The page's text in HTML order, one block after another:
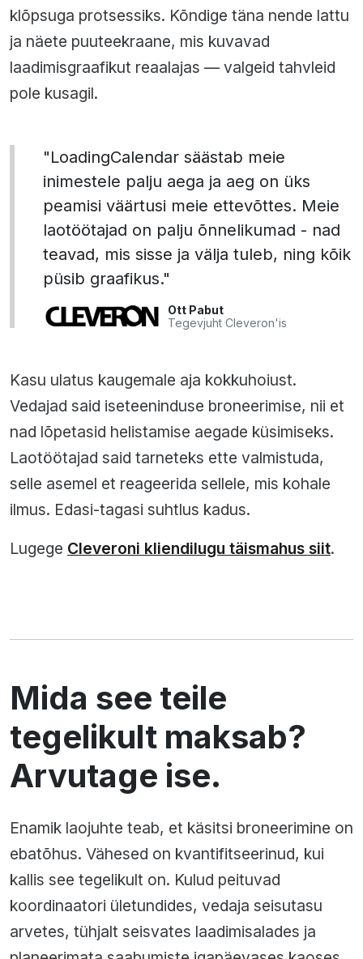
klõpsuga protsessiks. Kõndige täna nende lattu
ja näete puuteekraane, mis kuvavad
laadimisgraafikut reaalajas — valgeid tahvleid
pole kusagil.
"LoadingCalendar säästab meie
inimestele palju aega ja aeg on üks
peamisi väärtusi meie ettevõttes. Meie
laotöötajad on palju õnnelikumad - nad
teavad, mis sisse ja välja tuleb, ning kõik
püsib graafikus."
Ott Pabut
Tegevjuht Cleveron'is
Kasu ulatus kaugemale aja kokkuhoiust.
Vedajad said iseteeninduse broneerimise, nii et
nad lõpetasid helistamise aegade küsimiseks.
Laotöötajad said tarneteks ette valmistuda,
selle asemel et reageerida sellele, mis kohale
ilmus. Edasi-tagasi suhtlus kadus.
Lugege Cleveroni kliendilugu täismahus siit.
Mida see teile
tegelikult maksab?
Arvutage ise.
Enamik laojuhte teab, et käsitsi broneerimine on
ebatõhus. Vähesed on kvantifitseerinud, kui
kallis see tegelikult on. Kulud peituvad
koordinaatori ületundides, vedaja seisutasu
arvetes, tühjalt seisvates laadimisalades ja